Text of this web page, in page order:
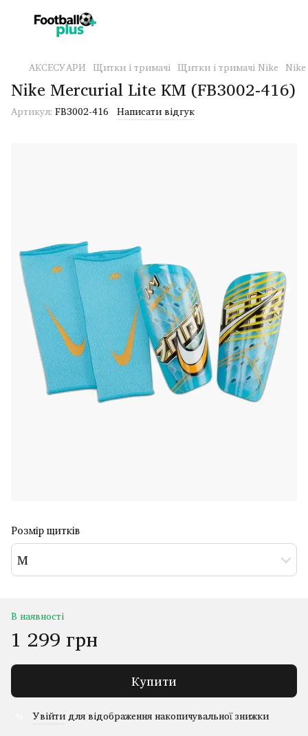
АКСЕСУАРИ Щитки і тримачі Щитки і тримачі Nike
Nike Mercurial Lite KM (FB3002-416)
Артикул: FB3002-416 Написати відгук
Розмір щитків
M
В наявності
1 299 грн
Купити
Увійтидля відображення накопичувальної знижки